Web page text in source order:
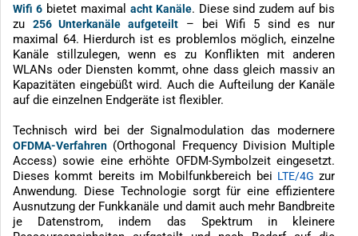
Wifi 6bietet maximal acht Kanäle. Diese sind zudem auf bis
zu 256 Unterkanäle aufgeteilt – bei Wifi 5 sind es nur
maximal 64. Hierdurch ist es problemlos möglich, einzelne
Kanäle stillzulegen, wenn es zu Konflikten mit anderen
WLANs oder Diensten kommt, ohne dass gleich massiv an
Kapazitäten eingebüßt wird. Auch die Aufteilung der Kanäle
auf die einzelnen Endgeräte ist flexibler.
Technisch wird bei der Signalmodulation das modernere
OFDMA-Verfahren (Orthogonal Frequency Division Multiple
Access) sowie eine erhöhte OFDM-Symbolzeit eingesetzt.
Dieses kommt bereits im Mobilfunkbereich bei LTE/4G zur
Anwendung. Diese Technologie sorgt für eine effizientere
Ausnutzung der Funkkanäle und damit auch mehr Bandbreite
je Datenstrom, indem das Spektrum in kleinere